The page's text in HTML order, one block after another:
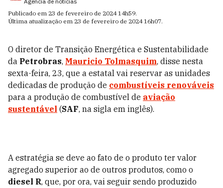
Publicado em 23 de fevereiro de 2024 14h59.
Última atualização em 23 de fevereiro de 2024 16h07.
O diretor de Transição Energética e Sustentabilidade
da Petrobras, Mauricio Tolmasquim, disse nesta
sexta-feira, 23, que a estatal vai reservar as unidades
dedicadas de produção de combustíveis renováveis
para a produção de combustível de aviação
sustentável (SAF, na sigla em inglês).
A estratégia se deve ao fato de o produto ter valor
agregado superior ao de outros produtos, como o
diesel R, que, por ora, vai seguir sendo produzido